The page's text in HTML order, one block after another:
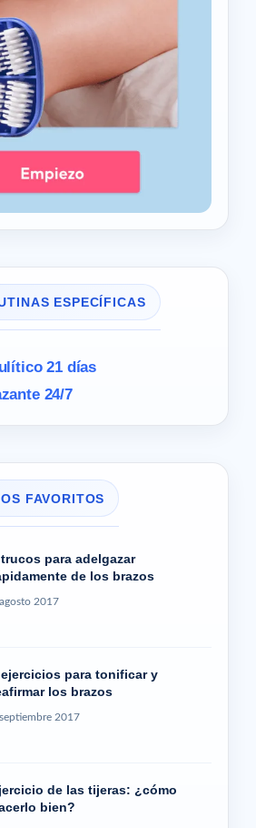
ESPECÍFICAS
21 días
24/7
FAVORITOS
para adelgazar
de los brazos
2017
para tonificar y
los brazos
2017
de las tijeras: ¿cómo
bien?